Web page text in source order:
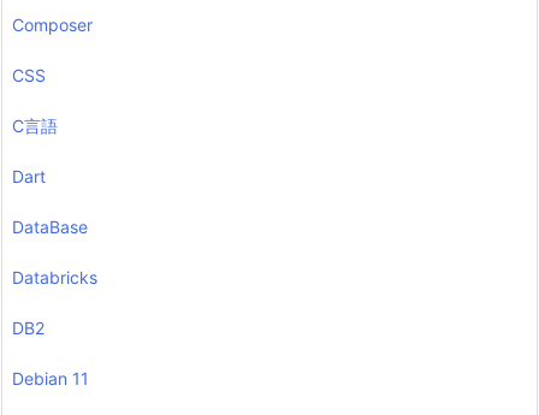
Composer
CSS
C言語
Dart
DataBase
Databricks
DB2
Debian 11